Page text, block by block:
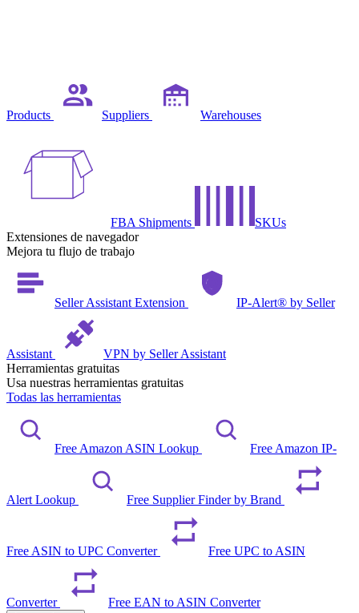
Products Suppliers Warehouses
FBA Shipments
SKUs
Extensiones de navegador
Mejora tu flujo de trabajo
Seller Assistant Extension IP-Alert® by Seller
Assistant
VPN by Seller Assistant
Herramientas gratuitas
Usa nuestras herramientas gratuitas
Todas las herramientas
Free Amazon ASIN Lookup Free Amazon IP-
Alert Lookup Free Supplier Finder by Brand
Free ASIN to UPC Converter Free UPC to ASIN
Converter Free EAN to ASIN Converter